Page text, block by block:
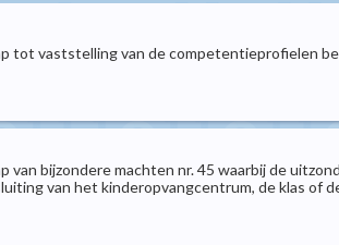
tot vaststelling van de competentieprofielen
van bijzondere machten nr. 45 waarbij de
van het kinderopvangcentrum, de klas